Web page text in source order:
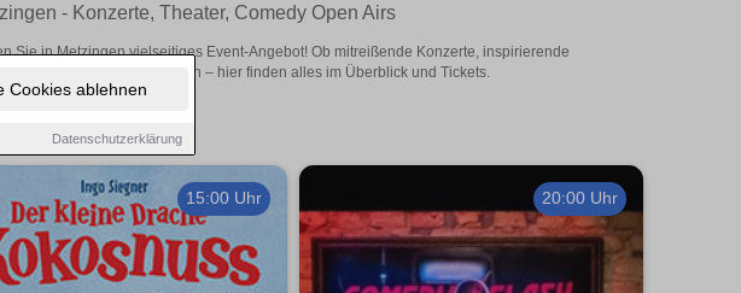
Cookies ablehnen
Datenschutzerklärung
- Konzerte, Theater, Comedy Open Airs
Sie in Metzingen vielseitiges Event-Angebot! Ob mitreißende Konzerte, inspirierende
in Metzingen – hier finden alles im Überblick und Tickets.
15:00 Uhr 20:00 Uhr